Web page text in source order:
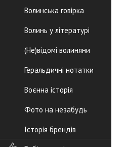
Волинська говірка
Волинь у літературі
(Не)відомі волиняни
Геральдичні нотатки
Воєнна історія
Фото на незабудь
Історія брендів